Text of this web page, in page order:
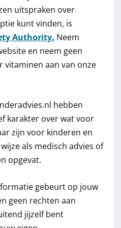
uitspraken over
kunt vinden, is
Authority. Neem
en neem geen
vitaminen aan van onze
hebben
karakter over wat voor
zijn voor kinderen en
als medisch advies of
opgevat.
gebeurt op jouw
geen rechten aan
jijzelf bent